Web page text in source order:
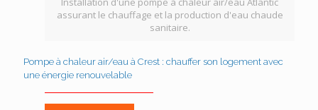
assurant le chauffage et la production d'eau chaude
sanitaire.
Pompe à chaleur air/eau à Crest : chauffer son logement avec
une énergie renouvelable